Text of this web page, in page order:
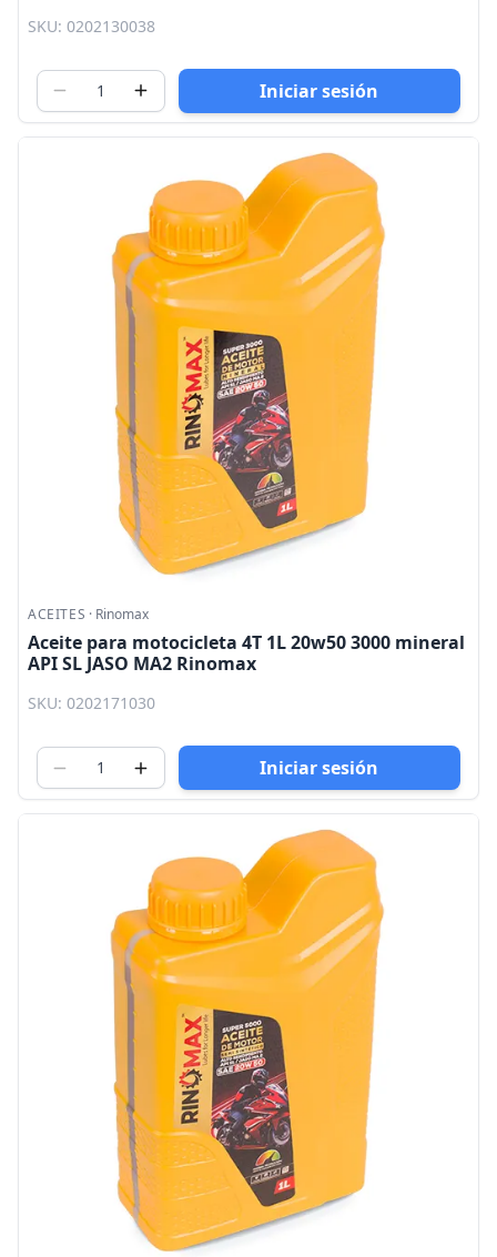
SKU: 0202130038
Iniciar sesión
ACEITES · Rinomax
Aceite para motocicleta 4T 1L 20w50 3000 mineral
API SL JASO MA2 Rinomax
SKU: 0202171030
Iniciar sesión